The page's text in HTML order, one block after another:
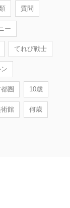
質問
ー
てれび戦士
圏 10歳
術館 何歳